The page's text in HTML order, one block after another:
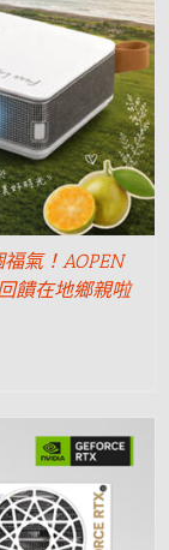
氣！AOPEN
饋在地鄉親啦